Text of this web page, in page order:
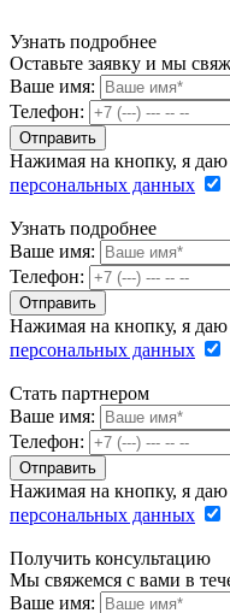
Узнать подробнее
Оставьте заявку и мы
Ваше имя:
Телефон:
Нажимая на кнопку, я даю
персональных данных
Узнать подробнее
Ваше имя:
Телефон:
Нажимая на кнопку, я даю
персональных данных
Стать партнером
Ваше имя:
Телефон:
Нажимая на кнопку, я даю
персональных данных
Получить консультацию
Мы свяжемся с вами в
Ваше имя: